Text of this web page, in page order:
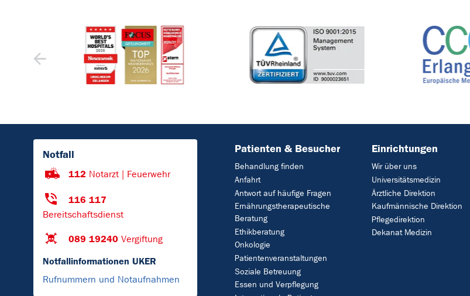
Notfall
112 Notarzt | Feuerwehr
116 117
Bereitschaftsdienst
089 19240 Vergiftung
Notfallinformationen UKER
Rufnummern und Notaufnahmen
Patienten & Besucher
Behandlung finden
Anfahrt
Antwort auf häufige Fragen
Ernährungstherapeutische
Beratung
Ethikberatung
Onkologie
Patientenveranstaltungen
Soziale Betreuung
Essen und Verpflegung
Einrichtungen
Wir über uns
Universitätsmedizin
Ärztliche Direktion
Kaufmännische Direktion
Pflegedirektion
Dekanat Medizin